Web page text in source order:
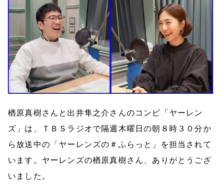
楢原真樹さんと出井隼之介さんのコンビ「ヤーレン
ズ」は、ＴＢＳラジオで隔週木曜日の朝８時３０分か
ら放送中の「ヤーレンズの＃ふらっと」を担当されて
います。ヤーレンズの楢原真樹さん、ありがとうござ
いました。